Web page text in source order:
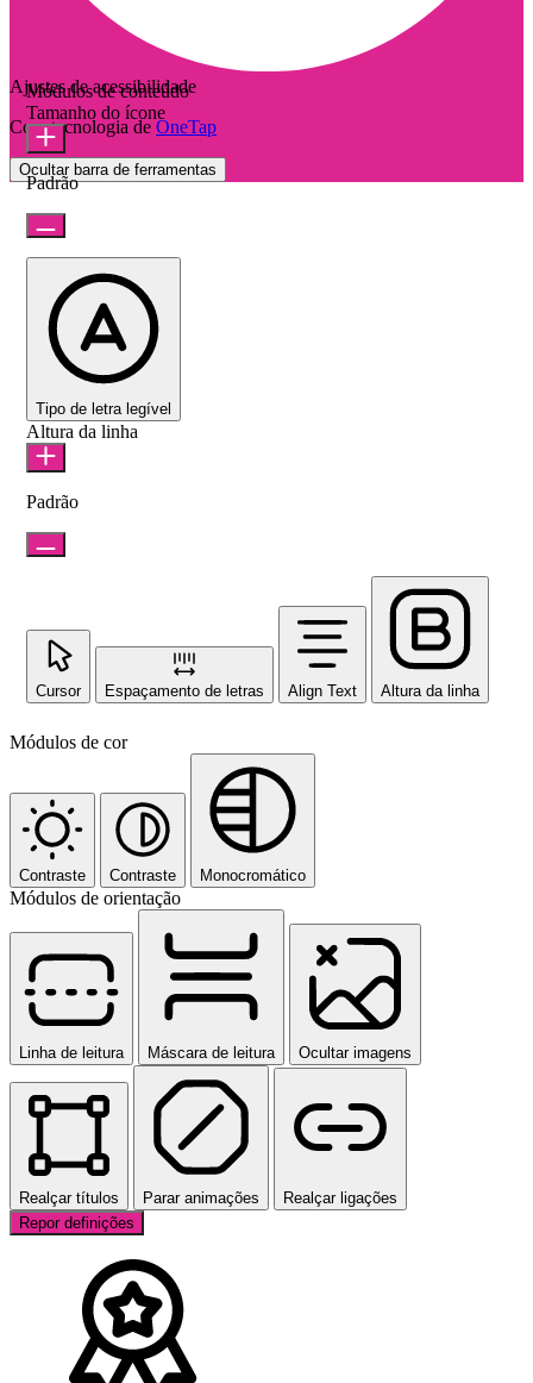
Ajustes de acessibilidade
Com tecnologia de OneTap
Ocultar barra de ferramentas
Módulos de conteúdo
Tamanho do ícone
Padrão
Tipo de letra legível
Altura da linha
Padrão
Cursor Espaçamento de letras Align Text Altura da linha
Módulos de cor
Contraste Contraste Monocromático
Módulos de orientação
Linha de leitura Máscara de leitura Ocultar imagens
Realçar títulos Parar animações
Realçar ligações
Repor definições